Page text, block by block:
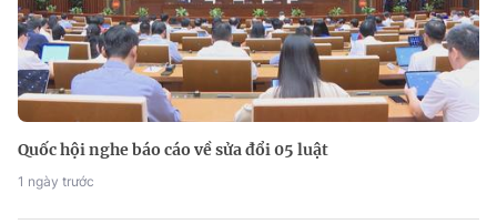
Quốc hội nghe báo cáo về sửa đổi 05 luật
1 ngày trước